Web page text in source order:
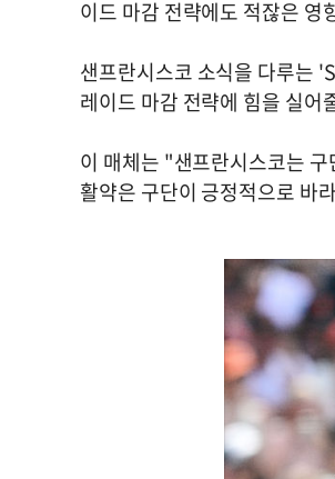
이드 마감 전략에도 적잖은 영
샌프란시스코 소식을 다루는
레이드 마감 전략에 힘을 실어
이 매체는 "샌프란시스코는
활약은 구단이 긍정적으로 바